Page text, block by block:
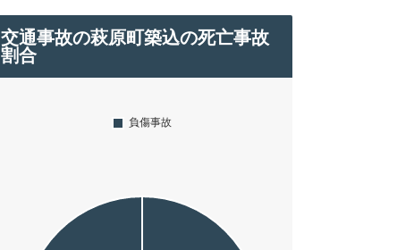
交通事故の萩原町築込の死亡事故
割合